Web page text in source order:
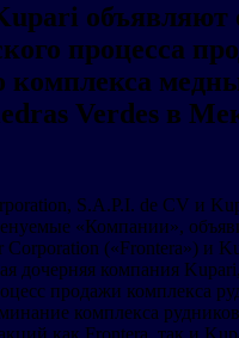
объявляют
процесса
комплекса
Verdes в
S.A.P.I. de CV и
«Компании»,
Corporation («Frontera») и
дочерняя компания
продажи комплекса
комплекса
как Frontera, так и